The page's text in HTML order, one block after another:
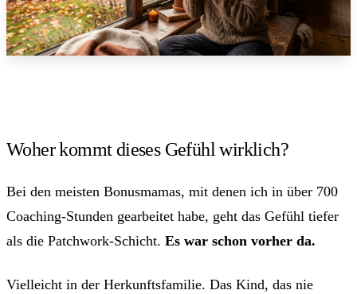
Woher kommt dieses Gefühl wirklich?
Bei den meisten Bonusmamas, mit denen ich in über 700
Coaching-Stunden gearbeitet habe, geht das Gefühl tiefer
als die Patchwork-Schicht. Es war schon vorher da.
Vielleicht in der Herkunftsfamilie. Das Kind, das nie